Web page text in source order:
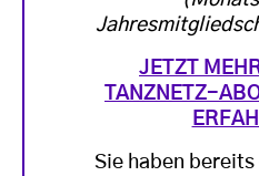
JETZT
TANZNETZ-
Sie haben